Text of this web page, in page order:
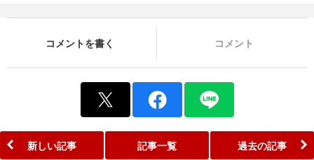
コメントを書く コメント
新しい記事 記事一覧 過去の記事